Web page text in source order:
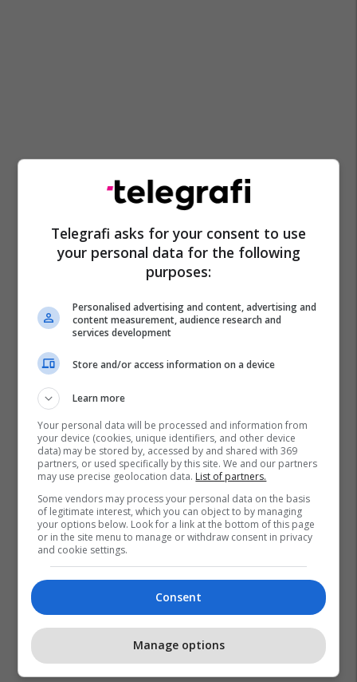
Kru Hidromorava
Gjilani
Telegrafi asks for your consent to use
your personal data for the following
purposes:
Personalised advertising and content, advertising and
content measurement, audience research and
services development
Store and/or access information on a device
Learn more
Your personal data will be processed and information from
your device (cookies, unique identifiers, and other device
data) may be stored by, accessed by and shared with 369
partners, or used specifically by this site. We and our partners
may use precise geolocation data. List of partners.
Some vendors may process your personal data on the basis
of legitimate interest, which you can object to by managing
your options below. Look for a link at the bottom of this page
or in the site menu to manage or withdraw consent in privacy
and cookie settings.
Consent
Manage options